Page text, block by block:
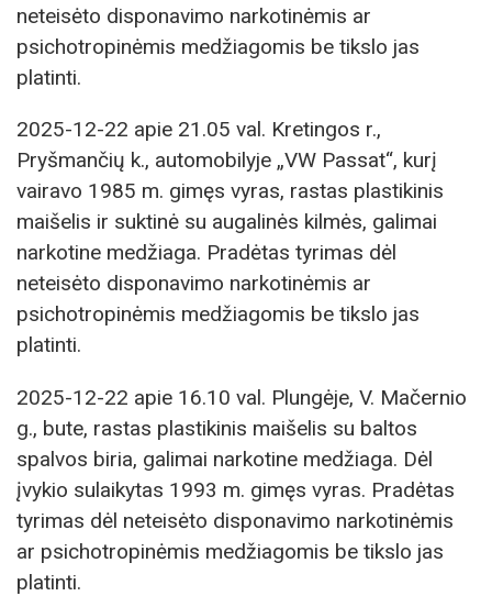
neteisėto disponavimo narkotinėmis ar
psichotropinėmis medžiagomis be tikslo jas
platinti.
2025-12-22 apie 21.05 val. Kretingos r.,
Pryšmančių k., automobilyje „VW Passat“, kurį
vairavo 1985 m. gimęs vyras, rastas plastikinis
maišelis ir suktinė su augalinės kilmės, galimai
narkotine medžiaga. Pradėtas tyrimas dėl
neteisėto disponavimo narkotinėmis ar
psichotropinėmis medžiagomis be tikslo jas
platinti.
2025-12-22 apie 16.10 val. Plungėje, V. Mačernio
g., bute, rastas plastikinis maišelis su baltos
spalvos biria, galimai narkotine medžiaga. Dėl
įvykio sulaikytas 1993 m. gimęs vyras. Pradėtas
tyrimas dėl neteisėto disponavimo narkotinėmis
ar psichotropinėmis medžiagomis be tikslo jas
platinti.